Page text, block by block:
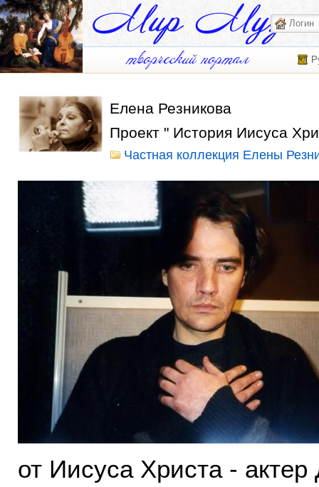
Елена Резникова
Проект " История Иисуса
Частная коллекция Елены
от Иисуса Христа -